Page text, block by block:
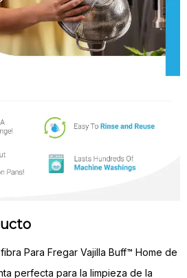
Para Fregar Vajilla Buff™ Home de
perfecta para la limpieza de la